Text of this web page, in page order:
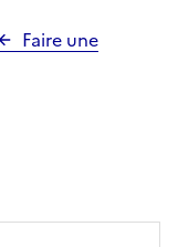
Faire une
papier